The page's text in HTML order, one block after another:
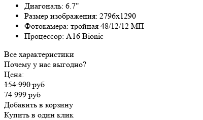
Диагональ: 6.7"
Размер изображения: 2796x1290
Фотокамера: тройная 48/12/12 МП
Процессор: A16 Bionic
Все характеристики
Почему у нас выгодно?
Цена:
154 990 руб
74 999 руб
Добавить в корзину
Купить в один клик